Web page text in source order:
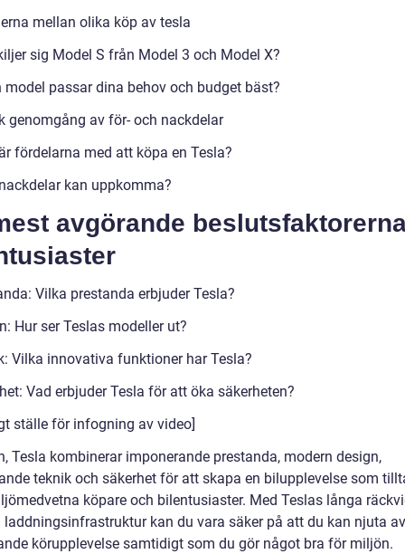
mellan olika köp av tesla
sig Model S från Model 3 och Model X?
model passar dina behov och budget bäst?
genomgång av för- och nackdelar
fördelarna med att köpa en Tesla?
kan uppkomma?
avgörande
Vilka prestanda erbjuder Tesla?
Hur ser Teslas modeller ut?
Vilka innovativa funktioner har Tesla?
Vad erbjuder Tesla för att öka säkerheten?
ställe för infogning av video]
Tesla kombinerar imponerande prestanda, modern design,
teknik och säkerhet för att skapa en bilupplevelse som
köpare och bilentusiaster. Med Teslas långa
kan du vara säker på att du kan njuta
körupplevelse samtidigt som du gör något bra för miljön.